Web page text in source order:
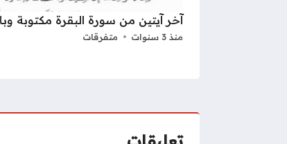
آخر آيتين من سورة البقرة مكتوبة
منذ 3 سنوات متفرقات